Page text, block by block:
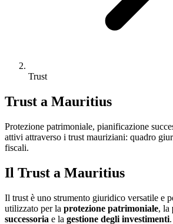
Trust
Trust a Mauritius
Protezione patrimoniale, pianificazione
attivi attraverso i trust mauriziani: quadro
fiscali.
Il Trust a Mauritius
Il trust è uno strumento giuridico versatile e
utilizzato per la protezione patrimoniale, la
successoria e la gestione degli investimenti